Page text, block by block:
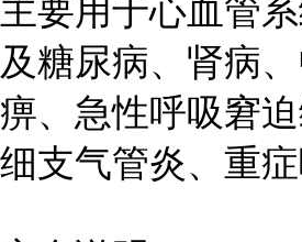
主要用于心血管
及糖尿病、肾病
痹、急性呼吸窘
细支气管炎、重症